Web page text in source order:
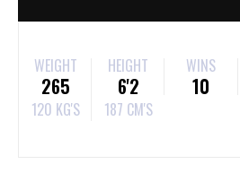
WEIGHT
265
120 KG'S
HEIGHT
6'2
187 CM'S
WINS
10